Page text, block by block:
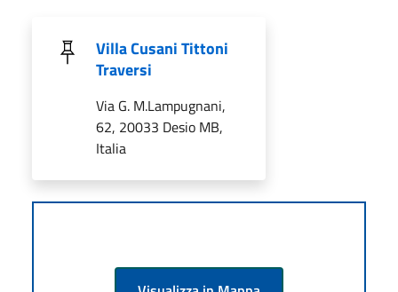
Villa Cusani Tittoni
Traversi
Via G. M.Lampugnani,
62, 20033 Desio MB,
Italia